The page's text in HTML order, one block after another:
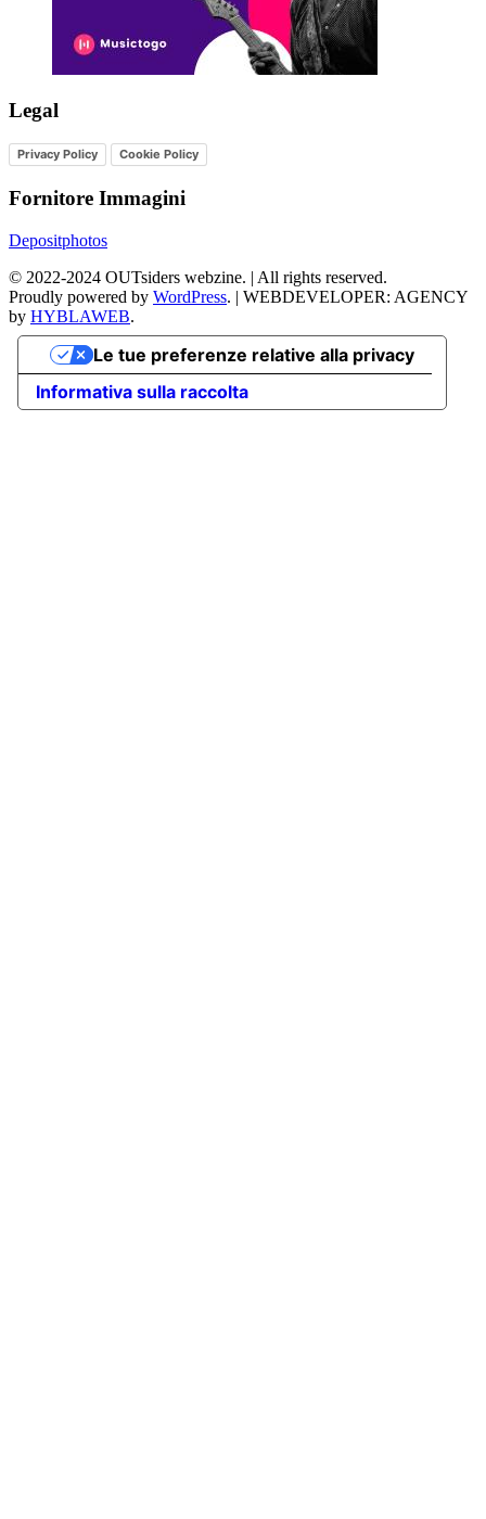
Legal
Privacy Policy Cookie Policy
Fornitore Immagini
Depositphotos
© 2022-2024 OUTsiders webzine. | All rights reserved.
Proudly powered by WordPress. | WEBDEVELOPER: AGENCY
by HYBLAWEB.
Informativa sulla raccolta
Le tue preferenze relative alla privacy